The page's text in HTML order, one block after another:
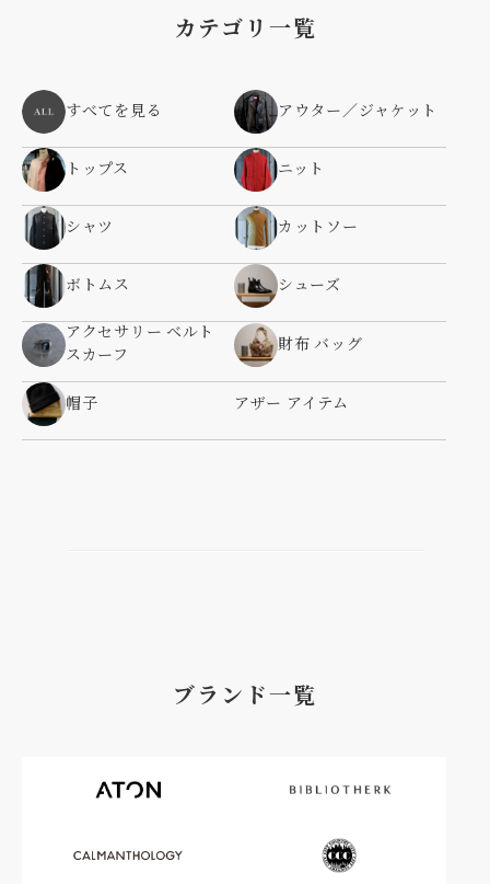
カテゴリ一覧
すべてを見る アウター／ジャケット
トップス ニット
シャツ カットソー
ボトムス シューズ
アクセサリー ベルト
スカーフ
財布 バッグ
帽子 アザー アイテム
ブランド一覧